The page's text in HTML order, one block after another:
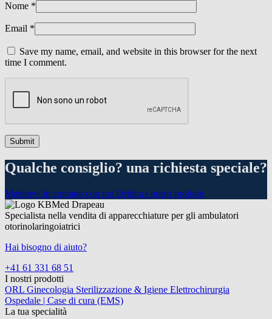
Nome *
Email *
Save my name, email, and website in this browser for the next
time I comment.
Qualche consiglio? una richiesta speciale?
Mettetevi in contatto con noi Ordina i nostri prodotti
Specialista nella vendita di apparecchiature per gli ambulatori
otorinolaringoiatrici
Hai bisogno di aiuto?
+41 61 331 68 51
I nostri prodotti
ORL Ginecologia Sterilizzazione & Igiene Elettrochirurgia
Ospedale | Case di cura (EMS)
La tua specialità